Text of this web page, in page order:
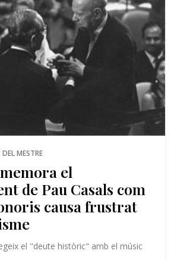
MESTRE
el
de Pau Casals com
causa frustrat
el "deute històric" amb el músic